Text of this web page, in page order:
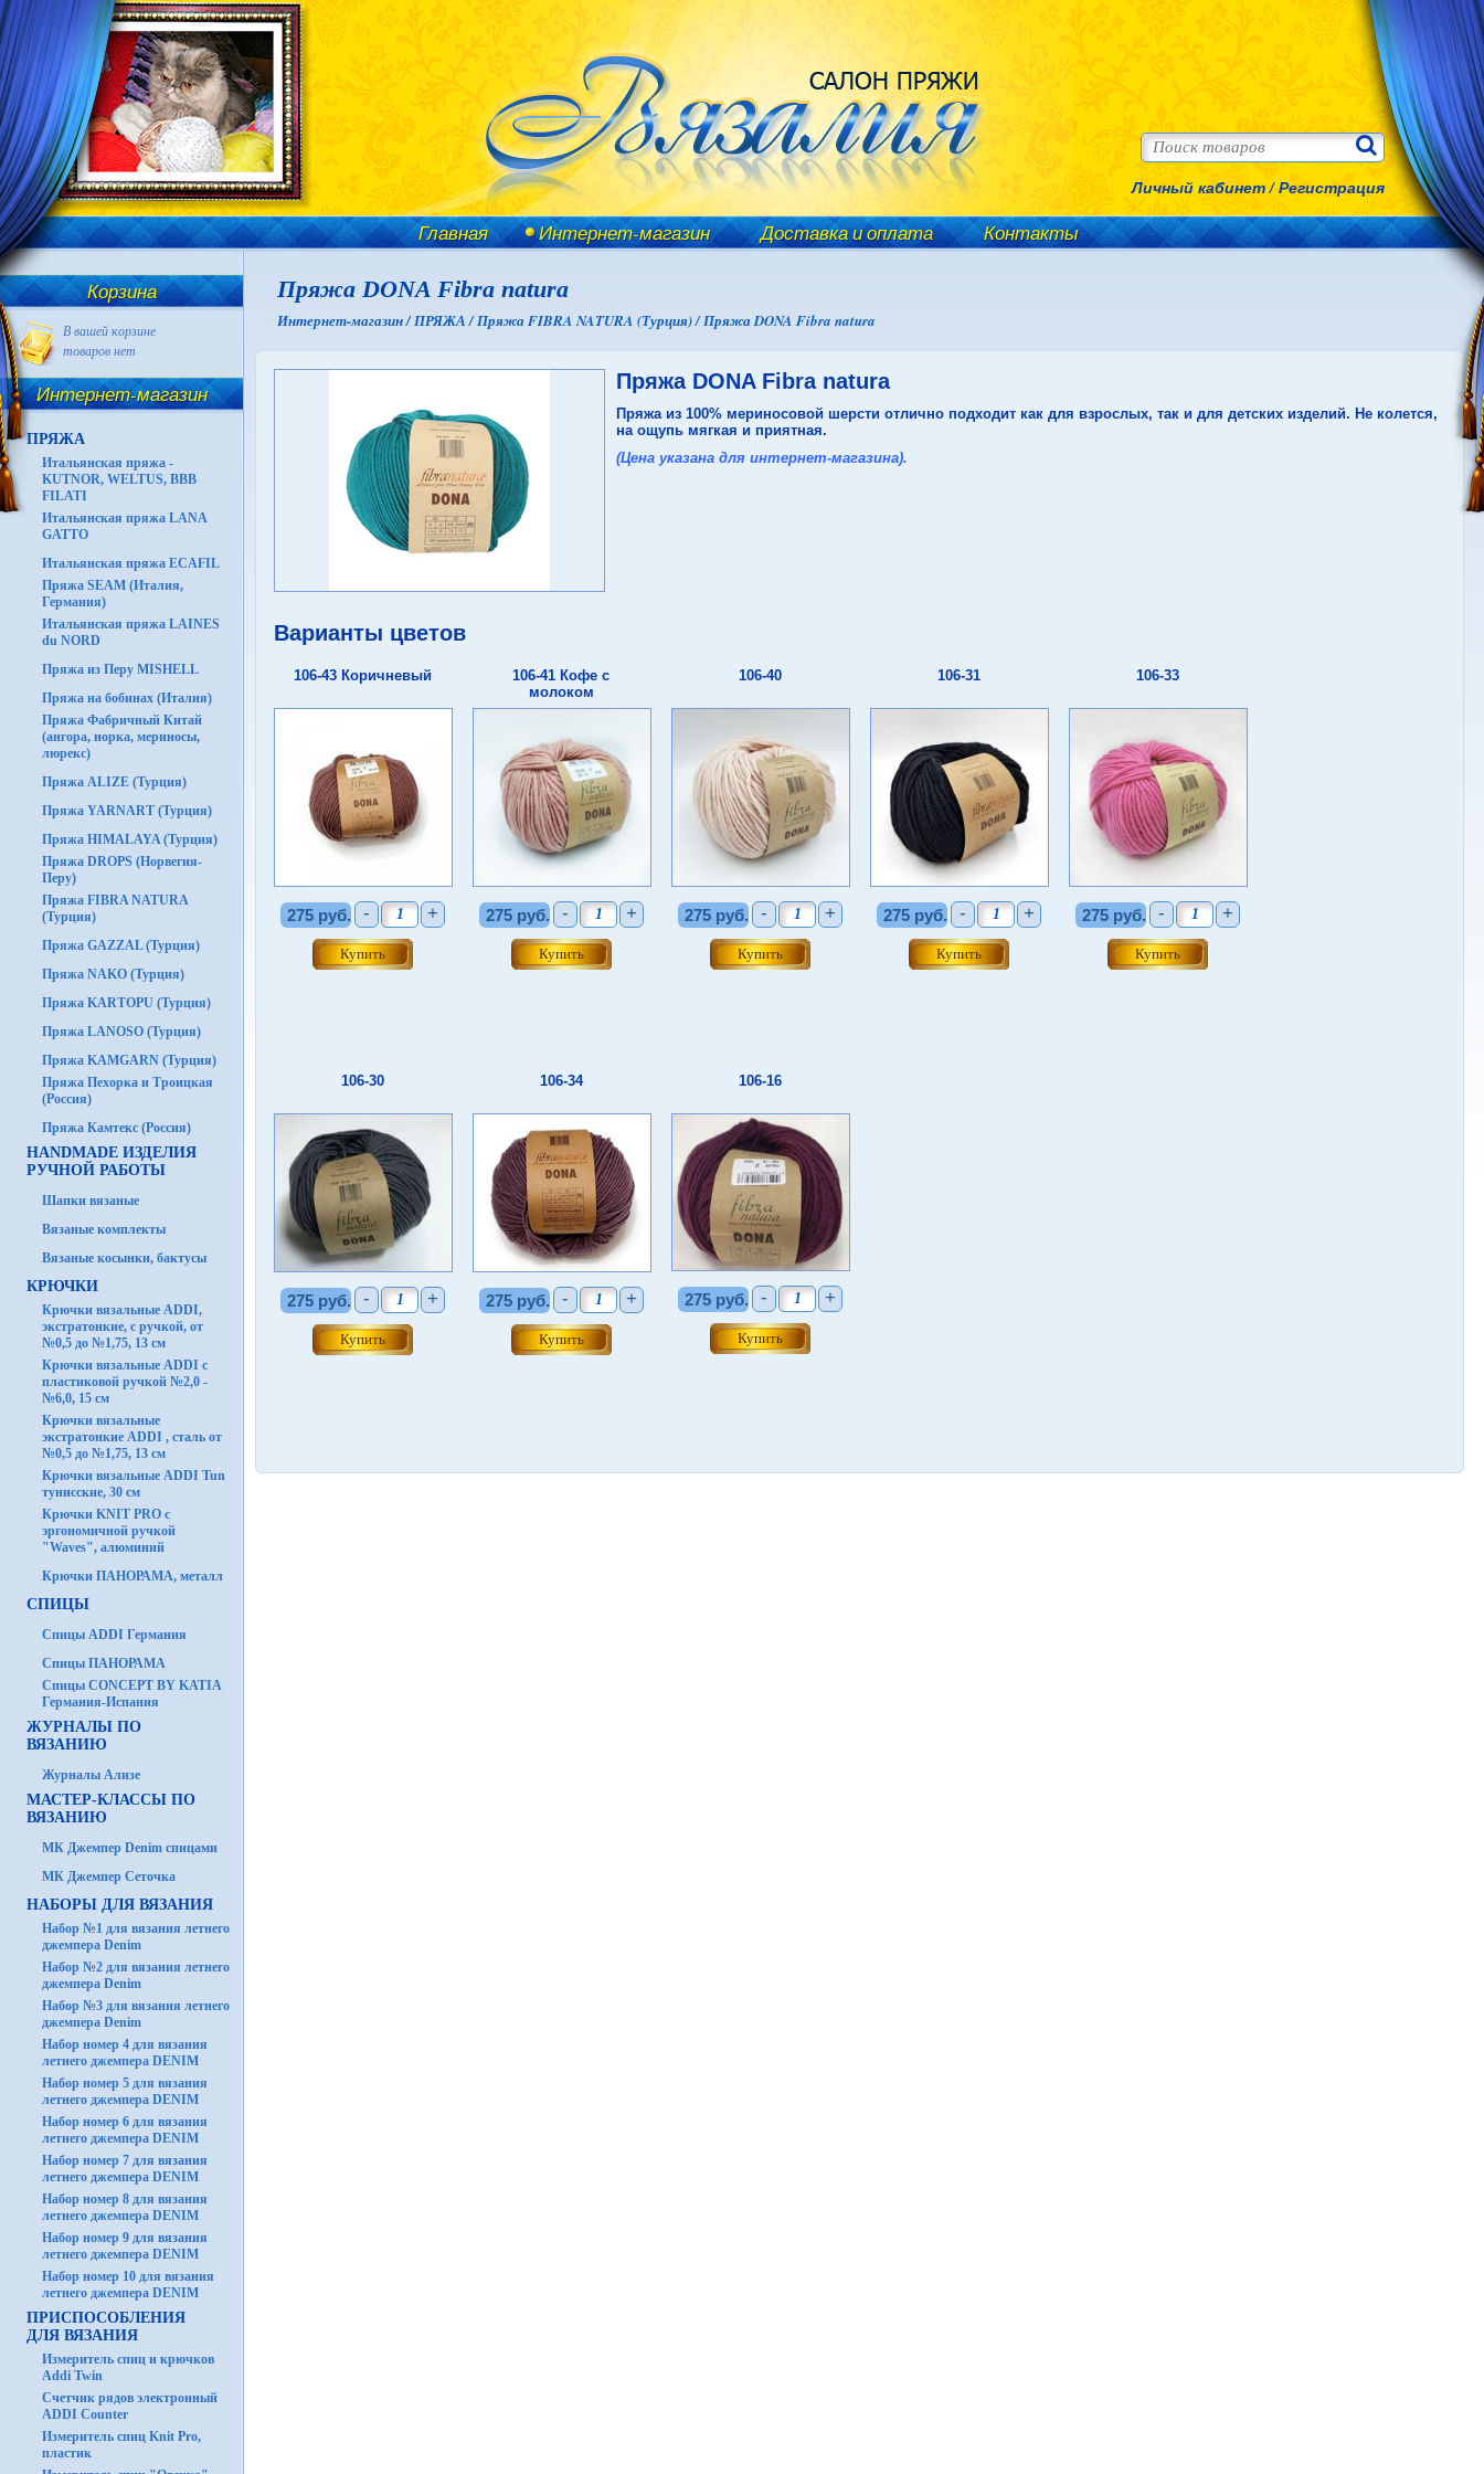
Личный кабинет/Регистрация
Главная Интернет-магазин Доставка и оплата Контакты
Корзина
В вашей корзине
товаров нет
Интернет-магазин
ПРЯЖА
Итальянская пряжа -
KUTNOR, WELTUS, BBB
FILATI
Итальянская пряжа LANA
GATTO
Итальянская пряжа ECAFIL
Пряжа SEAM (Италия,
Германия)
Итальянская пряжа LAINES
du NORD
Пряжа из Перу MISHELL
Пряжа на бобинах (Италия)
Пряжа Фабричный Китай
(ангора, норка, мериносы,
люрекс)
Пряжа ALIZE (Турция)
Пряжа YARNART (Турция)
Пряжа HIMALAYA (Турция)
Пряжа DROPS (Норвегия-
Перу)
Пряжа FIBRA NATURA
(Турция)
Пряжа GAZZAL (Турция)
Пряжа NAKO (Турция)
Пряжа KARTOPU (Турция)
Пряжа LANOSO (Турция)
Пряжа KAMGARN (Турция)
Пряжа Пехорка и Троицкая
(Россия)
Пряжа Камтекс (Россия)
HANDMADE ИЗДЕЛИЯ
РУЧНОЙ РАБОТЫ
Шапки вязаные
Вязаные комплекты
Вязаные косынки, бактусы
КРЮЧКИ
Крючки вязальные ADDI,
экстратонкие, с ручкой, от
№0,5 до №1,75, 13 см
Крючки вязальные ADDI с
пластиковой ручкой №2,0 -
№6,0, 15 см
Крючки вязальные
экстратонкие ADDI , сталь от
№0,5 до №1,75, 13 см
Крючки вязальные ADDI Tun
тунисские, 30 см
Крючки KNIT PRO с
эргономичной ручкой
"Waves", алюминий
Крючки ПАНОРАМА, металл
СПИЦЫ
Спицы ADDI Германия
Спицы ПАНОРАМА
Спицы CONCEPT BY KATIA
Германия-Испания
ЖУРНАЛЫ ПО
ВЯЗАНИЮ
Журналы Ализе
МАСТЕР-КЛАССЫ ПО
ВЯЗАНИЮ
МК Джемпер Denim спицами
МК Джемпер Сеточка
НАБОРЫ ДЛЯ ВЯЗАНИЯ
Набор №1 для вязания летнего
джемпера Denim
Набор №2 для вязания летнего
джемпера Denim
Набор №3 для вязания летнего
джемпера Denim
Набор номер 4 для вязания
летнего джемпера DENIM
Набор номер 5 для вязания
летнего джемпера DENIM
Набор номер 6 для вязания
летнего джемпера DENIM
Набор номер 7 для вязания
летнего джемпера DENIM
Набор номер 8 для вязания
летнего джемпера DENIM
Набор номер 9 для вязания
летнего джемпера DENIM
Набор номер 10 для вязания
летнего джемпера DENIM
ПРИСПОСОБЛЕНИЯ
ДЛЯ ВЯЗАНИЯ
Измеритель спиц и крючков
Addi Twin
Счетчик рядов электронный
ADDI Counter
Измеритель спиц Knit Pro,
пластик
Пряжа DONA Fibra natura
Интернет-магазин /ПРЯЖА /Пряжа FIBRA NATURA (Турция) /Пряжа DONA Fibra natura
Пряжа DONA Fibra natura
Пряжаиз 100% мериносовой шерсти отлично подходит как для взрослых, так и для детских изделий. Не колется,
на ощупь мягкая и приятная.
(Цена указана для интернет-магазина).
Варианты цветов
106-43 Коричневый
275 руб. - +
106-41 Кофе с
молоком
275 руб. - +
106-40
275 руб. - +
106-31
275 руб. - +
106-33
275 руб. - +
106-30
275 руб. - +
106-34
275 руб. - +
106-16
275 руб. - +